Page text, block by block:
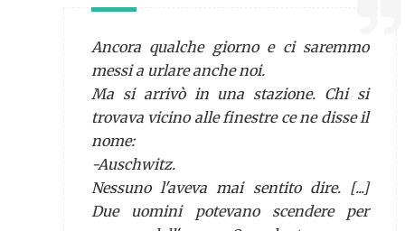
Ancora qualche giorno e ci saremmo
messi a urlare anche noi.
Ma si arrivò in una stazione. Chi si
trovava vicino alle finestre ce ne disse il
nome:
-Auschwitz.
Nessuno l'aveva mai sentito dire. [...]
Due uomini potevano scendere per